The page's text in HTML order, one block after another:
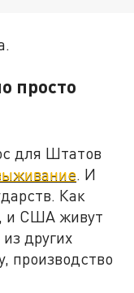
просто
для Штатов
. И
Как
и США живут
других
производство